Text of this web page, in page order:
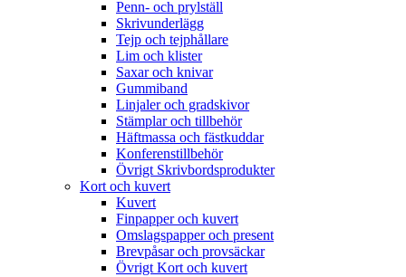
Penn- och prylställ
Skrivunderlägg
Tejp och tejphållare
Lim och klister
Saxar och knivar
Gummiband
Linjaler och gradskivor
Stämplar och tillbehör
Häftmassa och fästkuddar
Konferenstillbehör
Övrigt Skrivbordsprodukter
Kort och kuvert
Kuvert
Finpapper och kuvert
Omslagspapper och present
Brevpåsar och provsäckar
Övrigt Kort och kuvert